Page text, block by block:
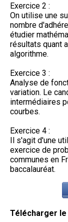
Exercice 2 :
On utilise une
nombre
étudier
résultats quant
algorithme.
Exercice 3 :
Analyse de
variation. Le
intermédiaires
courbes.
Exercice 4 :
Il s'agit d'une
exercice de
communes en
baccalauréat.
Télécharger le